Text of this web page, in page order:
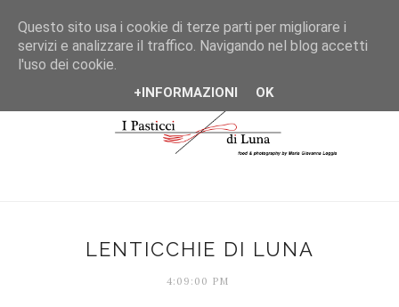
LENTICCHIE DI LUNA
4:09:00 PM
Questo sito usa i cookie di terze parti per migliorare i
servizi e analizzare il traffico. Navigando nel blog accetti
l'uso dei cookie.
+INFORMAZIONI OK